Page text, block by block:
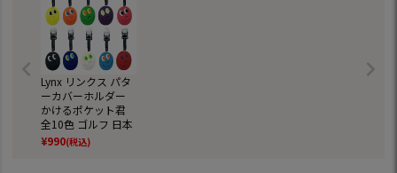
Lynx リンクス パタ
ーカバーホルダー
かけるポケット君
全10色 ゴルフ 日本
正規品
¥990(税込)